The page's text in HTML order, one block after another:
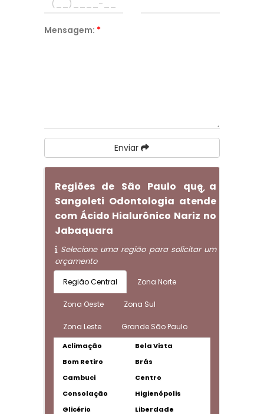
Mensagem: *
Enviar
Regiões de São Paulo que a
Sangoleti Odontologia atende
com Ácido Hialurônico Nariz no
Jabaquara
Selecione uma região para solicitar um
orçamento
Região Central Zona Norte
Zona Oeste Zona Sul
Zona Leste Grande São Paulo
Aclimação
Bela Vista
Bom Retiro
Brás
Cambuci
Centro
Consolação
Higienópolis
Glicério
Liberdade